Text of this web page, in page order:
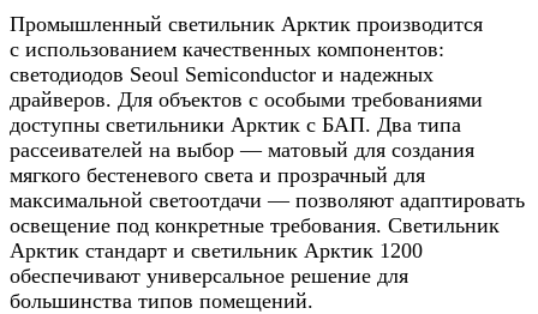
Промышленный светильник Арктик производится
с использованием качественных компонентов:
светодиодов Seoul Semiconductor и надежных
драйверов. Для объектов с особыми требованиями
доступны светильники Арктик с БАП. Два типа
рассеивателей на выбор — матовый для создания
мягкого бестеневого света и прозрачный для
максимальной светоотдачи — позволяют адаптировать
освещение под конкретные требования. Светильник
Арктик стандарт и светильник Арктик 1200
обеспечивают универсальное решение для
большинства типов помещений.